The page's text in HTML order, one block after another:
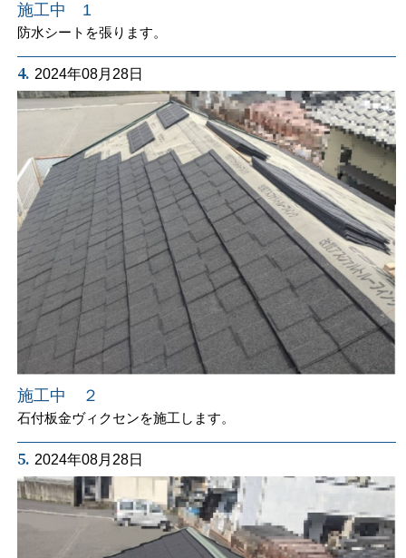
施工中 1
防水シートを張ります。
4. 2024年08月28日
施工中 ２
石付板金ヴィクセンを施工します。
5. 2024年08月28日